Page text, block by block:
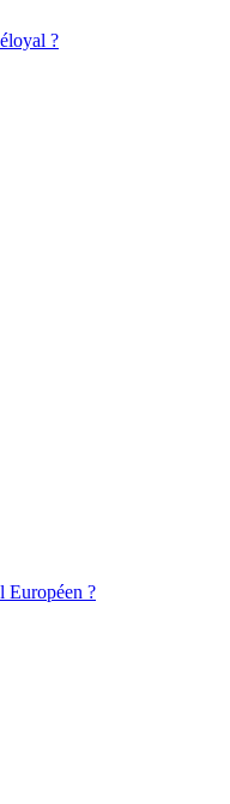
?
Européen ?